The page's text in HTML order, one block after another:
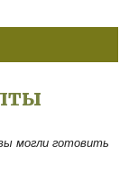
могли готовить